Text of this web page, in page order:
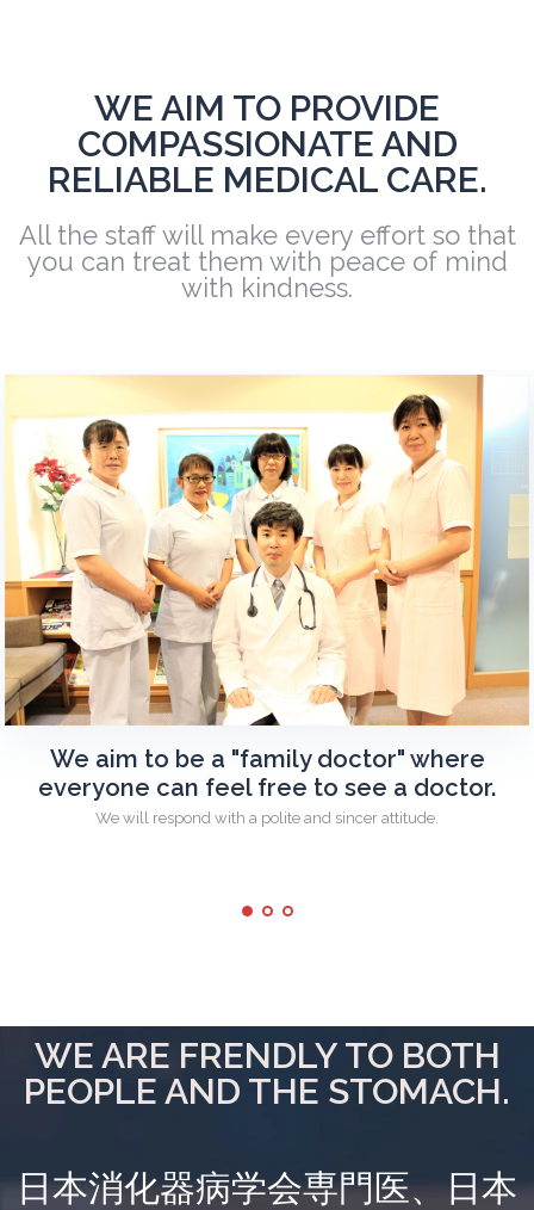
WE AIM TO PROVIDE
COMPASSIONATE AND
RELIABLE MEDICAL CARE.
All the staff will make every effort so that
you can treat them with peace of mind
with kindness.
We aim to be a "family doctor" where
everyone can feel free to see a doctor.
We will respond with a polite and sincer attitude.
WE ARE FRENDLY TO BOTH
PEOPLE AND THE STOMACH.
日本消化器病学会専門医、日本